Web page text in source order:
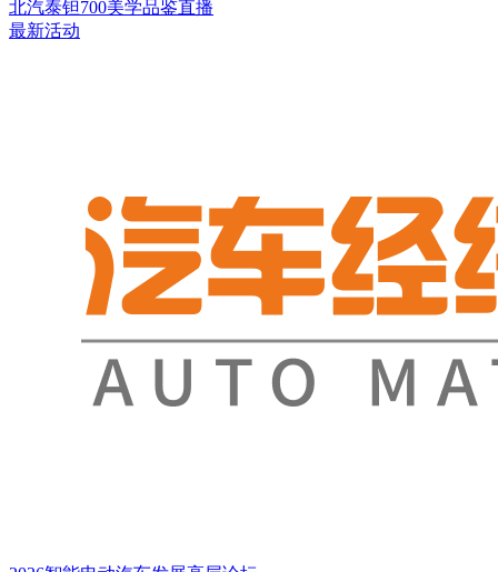
北汽泰钽700美学品鉴直播
最新活动